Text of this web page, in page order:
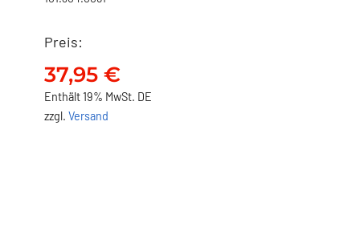
37,95
Preis:
37,95 €
Enthält 19% MwSt. DE
zzgl. Versand